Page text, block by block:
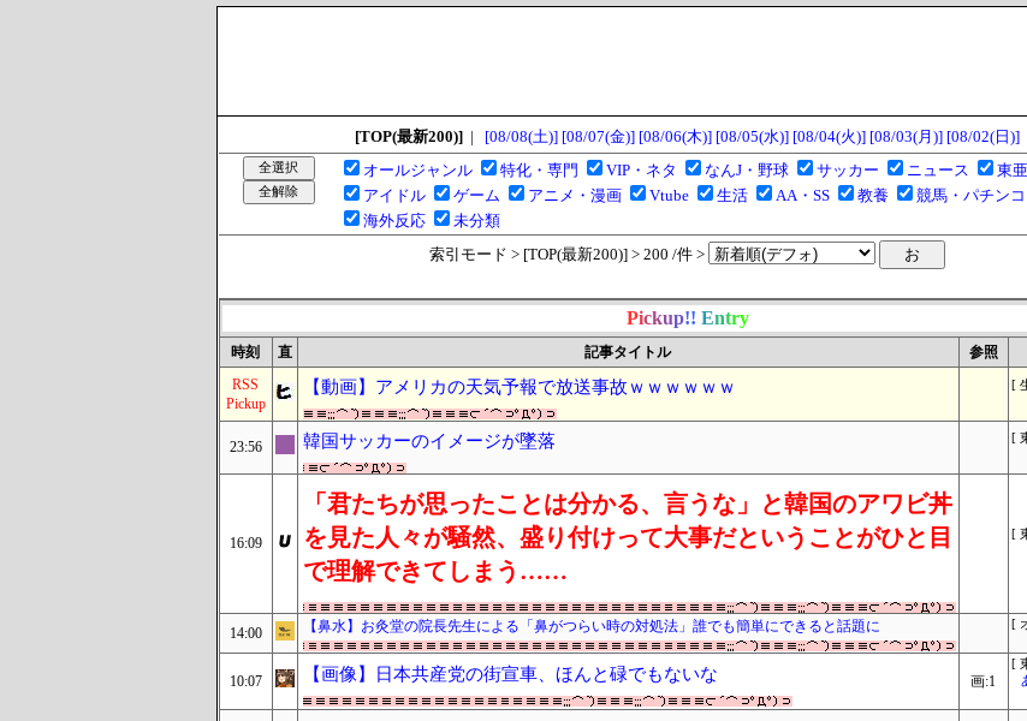
[TOP(最新200)] | [08/08(土)] [08/07(金)] [08/06(木)] [08/05(水)] [08/04(火)] [08/03(月)] [08/02(日)]
オールジャンル
特化・専門 VIP・ネタ なんJ・野球 サッカー ニュース 東亜
アイドル
ゲーム アニメ・漫画 Vtube 生活 AA・SS 教養 競馬・パチンコ
海外反応
未分類
索引モード > [TOP(最新200)] > 200 /件 >
Pickup!! Entry
時刻 直 記事タイトル 参照
RSS
Pickup
【動画】アメリカの天気予報で放送事故ｗｗｗｗｗｗ
[
23:56 韓国サッカーのイメージが墜落
[
16:09
「君たちが思ったことは分かる、言うな」と韓国のアワビ丼
を見た人々が騒然、盛り付けって大事だということがひと目
で理解できてしまう……
[
14:00 【鼻水】お灸堂の院長先生による「鼻がつらい時の対処法」誰でも簡単にできると話題に
[
10:07 【画像】日本共産党の街宣車、ほんと碌でもないな 画:1
[